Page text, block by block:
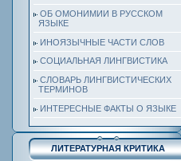
ОБ ОМОНИМИИ В РУССКОМ
ЯЗЫКЕ
ИНОЯЗЫЧНЫЕ ЧАСТИ СЛОВ
СОЦИАЛЬНАЯ ЛИНГВИСТИКА
СЛОВАРЬ ЛИНГВИСТИЧЕСКИХ
ТЕРМИНОВ
ИНТЕРЕСНЫЕ ФАКТЫ О ЯЗЫКЕ
ЛИТЕРАТУРНАЯ КРИТИКА